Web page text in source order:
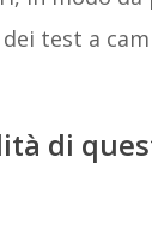
test a
di